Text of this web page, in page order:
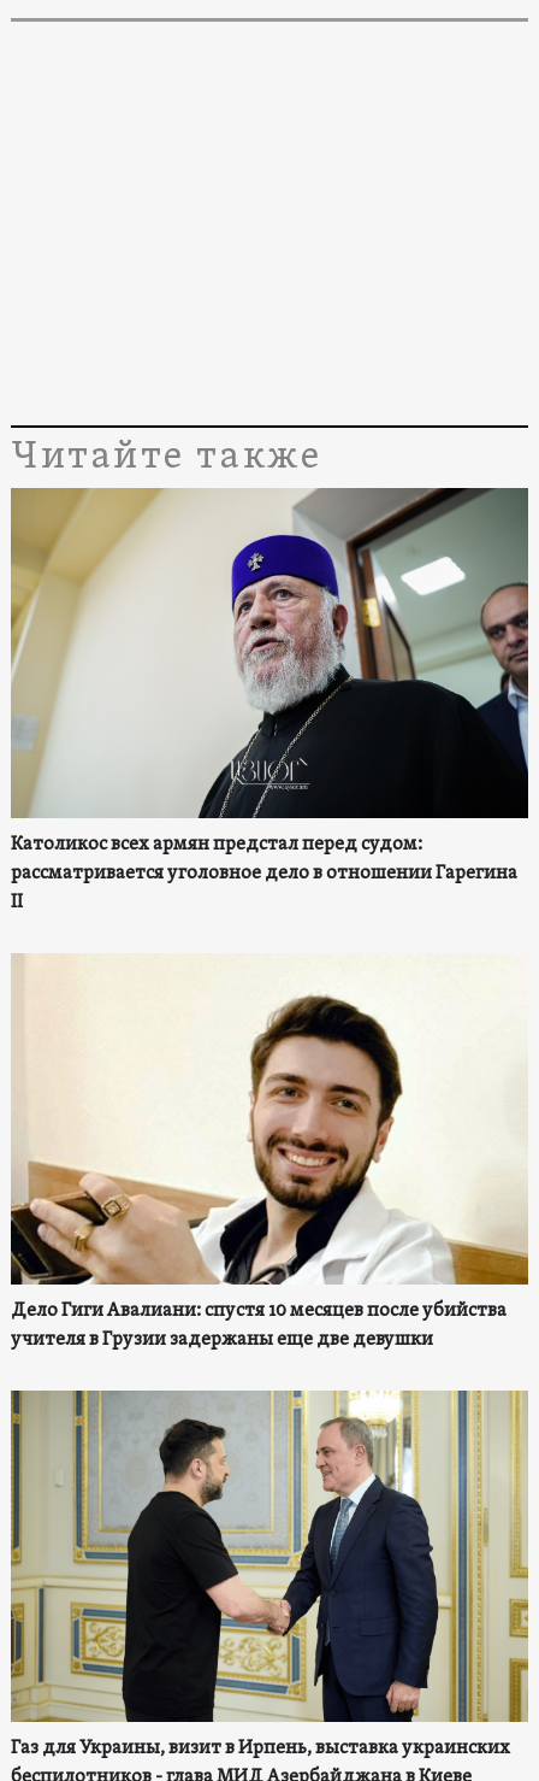
Читайте также
Католикос всех армян предстал перед судом:
рассматривается уголовное дело в отношении Гарегина
II
Дело Гиги Авалиани: спустя 10 месяцев после убийства
учителя в Грузии задержаны еще две девушки
Газ для Украины, визит в Ирпень, выставка украинских